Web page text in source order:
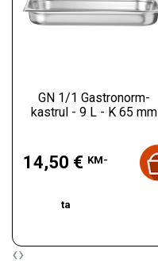
GN 1/1 Gastronorm-
kastrul - 9 L - K 65 mm
14,50 € KM-
ta
‹›